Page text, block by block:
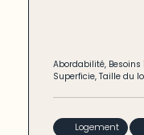
Abordabilité,
Superficie,Taille du
Logement